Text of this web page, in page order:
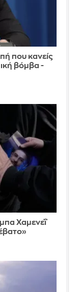
που κανείς
βόμβα -
Χαμενεΐ